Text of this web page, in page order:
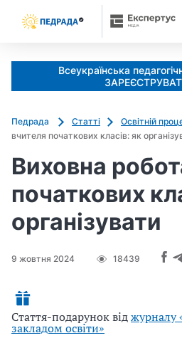
Всеукраїнська
Педрада Статті Освітній
вчителя початкових класів: як
Виховна
початкових
організувати
9 жовтня 2024 18439
Стаття-подарунок віджурналу
закладом освіти»